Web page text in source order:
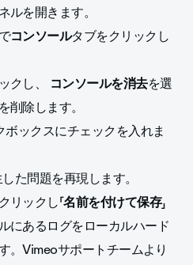
ルを開きます。
コンソールタブをクリックし
し、 コンソールを消去を選
除します。
ボックスにチェックを入れま
た問題を再現します。
リックし「名前を付けて保存」
にあるログをローカルハード
。Vimeoサポートチームより